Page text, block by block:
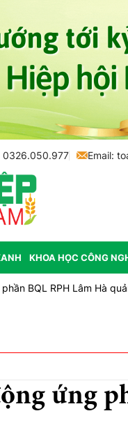
0326.050.977 Email:
KHOA HỌC CÔNG
BQL RPH Lâm Hà
ứng